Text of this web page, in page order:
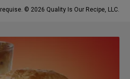
© 2026 Quality Is Our Recipe, LLC.